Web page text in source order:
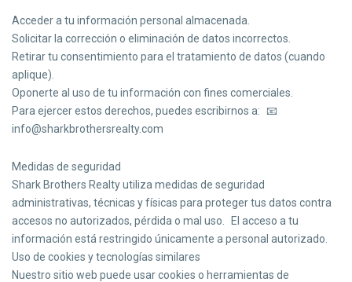
Acceder a tu información personal almacenada.
Solicitar la corrección o eliminación de datos incorrectos.
Retirar tu consentimiento para el tratamiento de datos (cuando
aplique).
Oponerte al uso de tu información con fines comerciales.
Para ejercer estos derechos, puedes escribirnos a: 📧
info@sharkbrothersrealty.com
Medidas de seguridad
Shark Brothers Realty utiliza medidas de seguridad
administrativas, técnicas y físicas para proteger tus datos contra
accesos no autorizados, pérdida o mal uso. El acceso a tu
información está restringido únicamente a personal autorizado.
Uso de cookies y tecnologías similares
Nuestro sitio web puede usar cookies o herramientas de